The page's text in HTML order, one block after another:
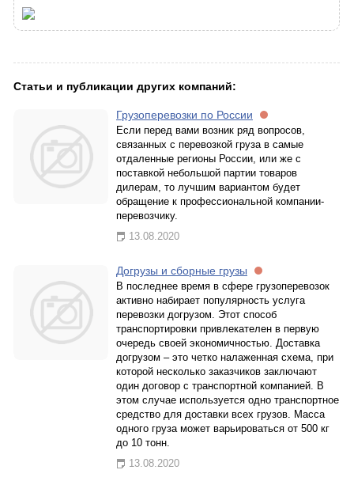
Статьи и публикации других компаний:
Грузоперевозки по России
Если перед вами возник ряд вопросов,
связанных с перевозкой груза в самые
отдаленные регионы России, или же с
поставкой небольшой партии товаров
дилерам, то лучшим вариантом будет
обращение к профессиональной компании-
перевозчику.
13.08.2020
Догрузы и сборные грузы
В последнее время в сфере грузоперевозок
активно набирает популярность услуга
перевозки догрузом. Этот способ
транспортировки привлекателен в первую
очередь своей экономичностью. Доставка
догрузом – это четко налаженная схема, при
которой несколько заказчиков заключают
один договор с транспортной компанией. В
этом случае используется одно транспортное
средство для доставки всех грузов. Масса
одного груза может варьироваться от 500 кг
до 10 тонн.
13.08.2020